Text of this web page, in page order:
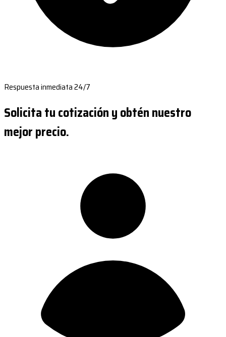
Respuesta inmediata 24/7
Solicita tu cotización y obtén nuestro
mejor precio.